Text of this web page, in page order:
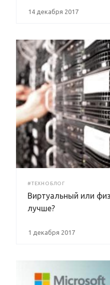
14 декабря 2017
#ТЕХНОБЛОГ
Виртуальный или
лучше?
1 декабря 2017